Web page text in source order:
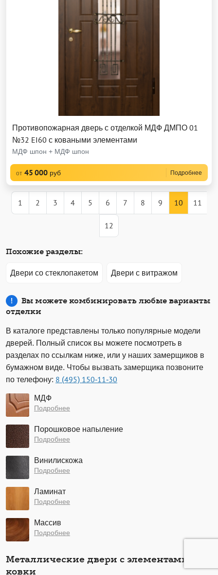
Противопожарная дверь с отделкой МДФ ДМПО 01
№32 EI60 с коваными элементами
МДФ шпон + МДФ шпон
от 45 000 руб Подробнее
1 2 3 4 5 6 7 8 9 10 11
12
Похожие разделы:
Двери со стеклопакетом Двери с витражом
Вы можете комбинировать любые варианты
отделки
В каталоге представлены только популярные модели
дверей. Полный список вы можете посмотреть в
разделах по ссылкам ниже, или у наших замерщиков в
бумажном виде. Чтобы вызвать замерщика позвоните
по телефону: 8 (495) 150-11-30
МДФ
Подробнее
Порошковое напыление
Подробнее
Винилискожа
Подробнее
Ламинат
Подробнее
Массив
Подробнее
Металлические двери с элементами
ковки